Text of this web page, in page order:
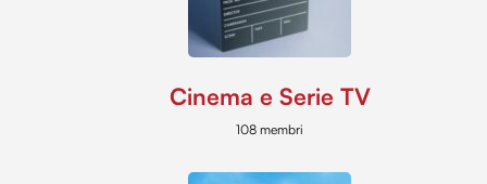
Cinema e Serie TV
108 membri